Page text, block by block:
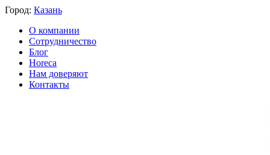
Город: Казань
О компании
Сотрудничество
Блог
Horeca
Нам доверяют
Контакты